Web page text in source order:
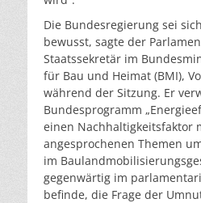
Die Bundesregierung sei
bewusst, sagte der
Staatssekretär im
für Bau und Heimat (BMI),
während der Sitzung. Er
Bundesprogramm
einen Nachhaltigkeitsfaktor
angesprochenen Themen
im
gegenwärtig im
befinde, die Frage der